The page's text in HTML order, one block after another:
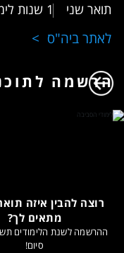
תואר שני 1 שנות לימוד
לאתר ביה"ס
הרשמה
רוצה להבין איזה
מתאים לך?
ההרשמה לשנת הלימודים
סיום!